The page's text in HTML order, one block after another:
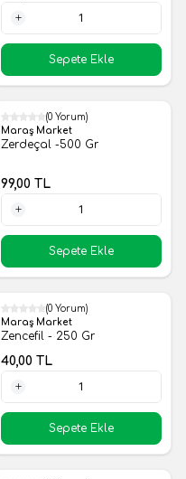
Sepete Ekle
Yeni
(0 Yorum)
Maraş Market
Zerdeçal -500 Gr
99,00 TL
Sepete Ekle
Yeni
(0 Yorum)
Maraş Market
Zencefil - 250 Gr
40,00 TL
Sepete Ekle